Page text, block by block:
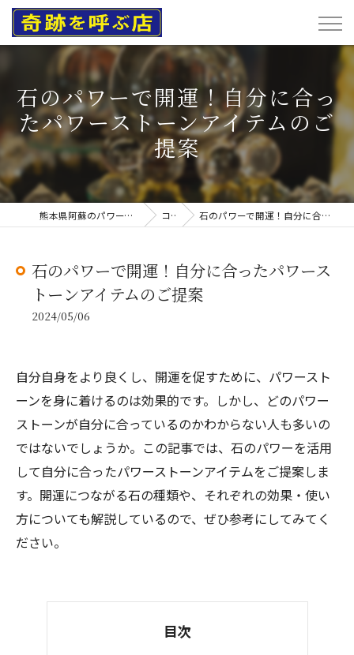
石のパワーで開運！自分に合っ
たパワーストーンアイテムのご
提案
熊本県阿蘇のパワーストーンなら奇跡を呼ぶ店 コラム 石のパワーで開運！自分に合ったパワーストーンアイテムのご提案
石のパワーで開運！自分に合ったパワース
トーンアイテムのご提案
2024/05/06
自分自身をより良くし、開運を促すために、パワースト
ーンを身に着けるのは効果的です。しかし、どのパワー
ストーンが自分に合っているのかわからない人も多いの
ではないでしょうか。この記事では、石のパワーを活用
して自分に合ったパワーストーンアイテムをご提案しま
す。開運につながる石の種類や、それぞれの効果・使い
方についても解説しているので、ぜひ参考にしてみてく
ださい。
目次